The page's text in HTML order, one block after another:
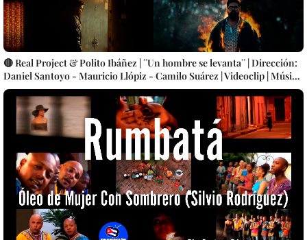
🔴 Real Project & Polito Ibáñez | ¨Un hombre se levanta¨ | Dirección:
Daniel Santoyo - Mauricio Llópiz - Camilo Suárez | Videoclip | Música
Cubana | Artistas Cubanos | Canción | CUBA